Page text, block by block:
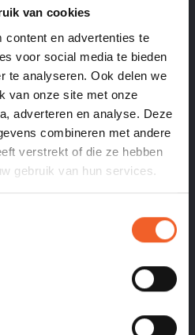
van cookies
content en advertenties te
voor social media te bieden
te analyseren. Ook delen we
van onze site met onze
adverteren en analyse. Deze
combineren met andere
verstrekt of die ze hebben
gebruik van hun services.
voor in een klappertjes pistool
1 meter
Ja